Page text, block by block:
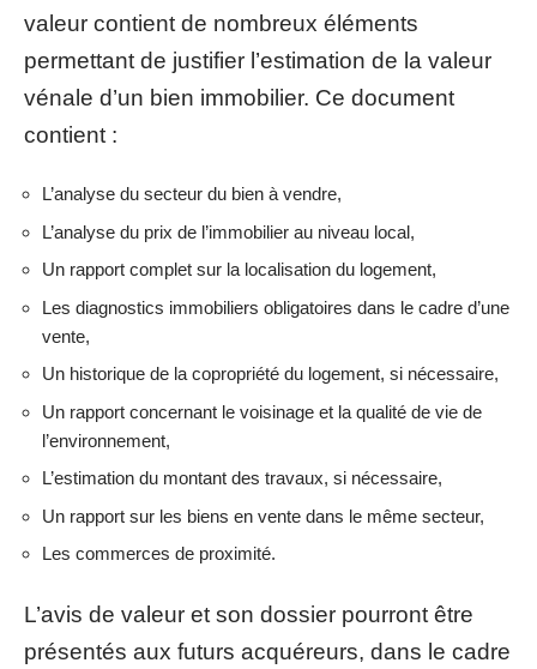
valeur contient de nombreux éléments
permettant de justifier l’estimation de la valeur
vénale d’un bien immobilier. Ce document
contient :
L’analyse du secteur du bien à vendre,
L’analyse du prix de l’immobilier au niveau local,
Un rapport complet sur la localisation du logement,
Les diagnostics immobiliers obligatoires dans le cadre d’une
vente,
Un historique de la copropriété du logement, si nécessaire,
Un rapport concernant le voisinage et la qualité de vie de
l’environnement,
L’estimation du montant des travaux, si nécessaire,
Un rapport sur les biens en vente dans le même secteur,
Les commerces de proximité.
L’avis de valeur et son dossier pourront être
présentés aux futurs acquéreurs, dans le cadre